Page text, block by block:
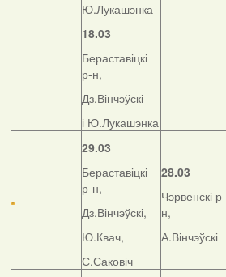
Ю.Лукашэнка
18.03
Бераставіцкі
р-н,
Дз.Вінчэўскі
і Ю.Лукашэнка
29.03
Бераставіцкі
р-н,
Дз.Вінчэўскі,
Ю.Квач,
С.Саковіч
28.03
Чэрвенскі р-
н,
А.Вінчэўскі